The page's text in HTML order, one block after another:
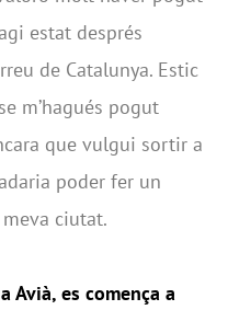
estat després
de Catalunya. Estic
m’hagués pogut
que vulgui sortir a
poder fer un
ciutat.
Avià, es comença a